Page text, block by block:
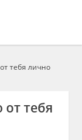
тебя лично
тебя